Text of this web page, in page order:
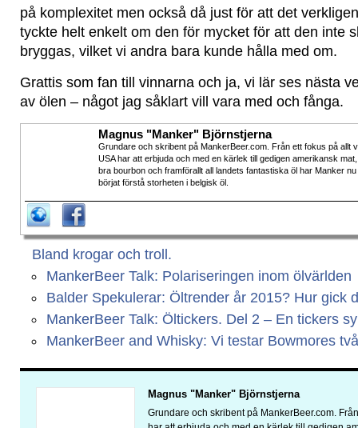
på komplexitet men också då just för att det
tyckte helt enkelt om den för mycket för att den inte
bryggas, vilket vi andra bara kunde hålla med om.
Grattis som fan till vinnarna och ja, vi lär ses nästa
av ölen – något jag såklart vill vara med och fånga.
Magnus "Manker" Björnstjerna
Grundare och skribent på MankerBeer.com. Från ett fokus på allt
USA har att erbjuda och med en kärlek till gedigen amerikansk mat,
bra bourbon och framförallt all landets fantastiska öl har Manker nu
börjat förstå storheten i belgisk öl.
Bland krogar och troll.
MankerBeer Talk: Polariseringen inom ölvärlden
Balder Spekulerar: Öltrender år 2015? Hur gick
MankerBeer Talk: Öltickers. Del 2 – En tickers
MankerBeer and Whisky: Vi testar Bowmores
Magnus "Manker" Björnstjerna
Grundare och skribent på MankerBeer.com.